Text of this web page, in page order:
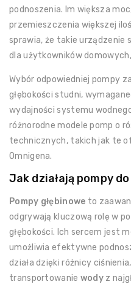
podnoszenia. Im większa
przemieszczenia większej
sprawia, że takie urządzenie
dla użytkowników
Wybór odpowiedniej pompy
głębokości studni,
wydajności systemu
różnorodne modele pomp o
technicznych, takich jak te
Omnigena.
Jak działają pompy
Pompy głębinowe to
odgrywają kluczową rolę w
głębokości. Ich sercem jest
umożliwia efektywne
działa dzięki różnicy
transportowanie wody z